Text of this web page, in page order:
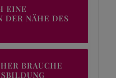
EINE
DER NÄHE DES
BRAUCHE